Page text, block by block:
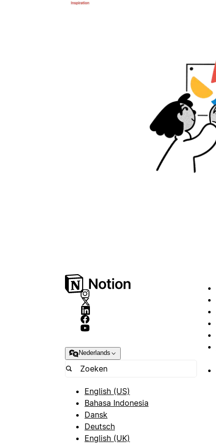
Nederlands
English (US)
Bahasa Indonesia
Dansk
Deutsch
English (UK)